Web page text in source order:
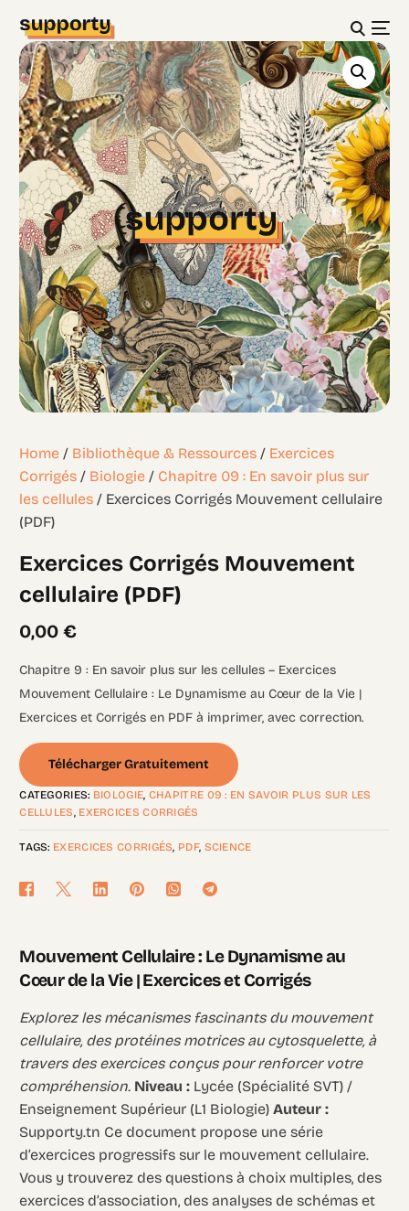
Home / Bibliothèque & Ressources / Exercices
Corrigés / Biologie / Chapitre 09 : En savoir plus sur
les cellules / Exercices Corrigés Mouvement cellulaire
(PDF)
Exercices Corrigés Mouvement
cellulaire (PDF)
0,00€
Chapitre 9 : En savoir plus sur les cellules – Exercices
Mouvement Cellulaire : Le Dynamisme au Cœur de la Vie |
Exercices et Corrigés en PDF à imprimer, avec correction.
Télécharger Gratuitement
CATEGORIES: BIOLOGIE, CHAPITRE 09 : EN SAVOIR PLUS SUR LES
CELLULES, EXERCICES CORRIGÉS
TAGS: EXERCICES CORRIGÉS, PDF, SCIENCE
Mouvement Cellulaire : Le Dynamisme au
Cœur de la Vie | Exercices et Corrigés
Explorez les mécanismes fascinants du mouvement
cellulaire, des protéines motrices au cytosquelette, à
travers des exercices conçus pour renforcer votre
compréhension. Niveau : Lycée (Spécialité SVT) /
Enseignement Supérieur (L1 Biologie)Auteur :
Supporty.tn Ce document propose une série
d’exercices progressifs sur le mouvement cellulaire.
Vous y trouverez des questions à choix multiples, des
exercices d’association, des analyses de schémas et